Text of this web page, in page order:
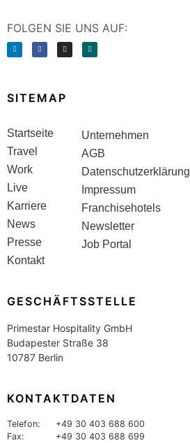
FOLGEN SIE UNS AUF:
SITEMAP
Startseite
Travel
Work
Live
Karriere
News
Presse
Kontakt
Unternehmen
AGB
Datenschutzerklärung
Impressum
Franchisehotels
Newsletter
Job Portal
GESCHÄFTSSTELLE
Primestar Hospitality GmbH
Budapester Straße 38
10787 Berlin
KONTAKTDATEN
Telefon:
+49 30 403 688 600
Fax:
+49 30 403 688 699